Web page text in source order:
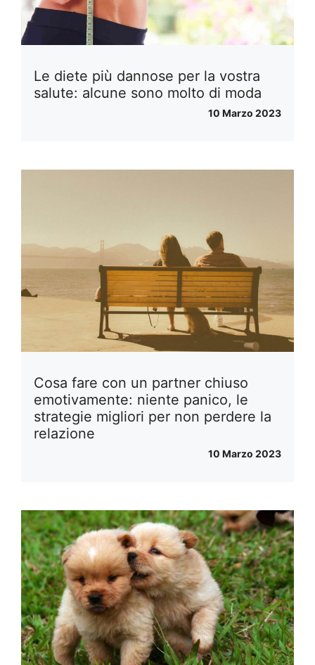
Le diete più dannose per la vostra
salute: alcune sono molto di moda
10 Marzo 2023
Cosa fare con un partner chiuso
emotivamente: niente panico, le
strategie migliori per non perdere la
relazione
10 Marzo 2023